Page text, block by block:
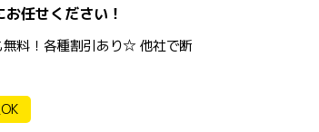
任せください！
料！各種割引あり☆ 他社で断